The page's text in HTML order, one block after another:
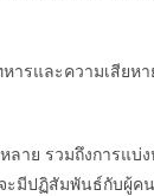
ารและความเสียหา
ลาย รวมถึงการแบ่
ะมีปฏิสัมพันธ์กับผู้ค